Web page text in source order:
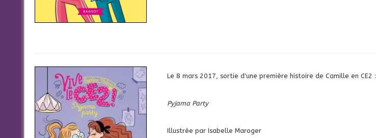
Le 8 mars 2017, sortie d'une première histoire de Camille en CE2 :
Pyjama Party
Illustrée par Isabelle Maroger